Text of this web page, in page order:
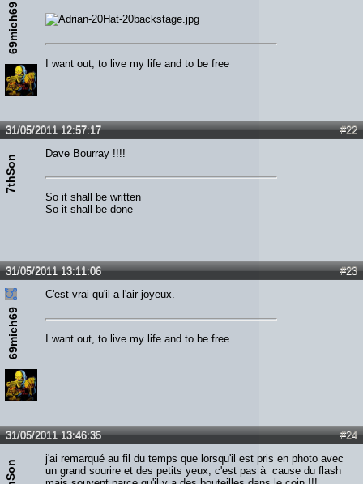
69mich69
I want out, to live my life and to be free
#22
31/05/2011 12:57:17
7thSon
Dave Bourray !!!!
So it shall be written
So it shall be done
#23
31/05/2011 13:11:06
69mich69
C'est vrai qu'il a l'air joyeux.
I want out, to live my life and to be free
#24
31/05/2011 13:46:35
j'ai remarqué au fil du temps que lorsqu'il est pris en photo avec
un grand sourire et des petits yeux, c'est pas à cause du flash